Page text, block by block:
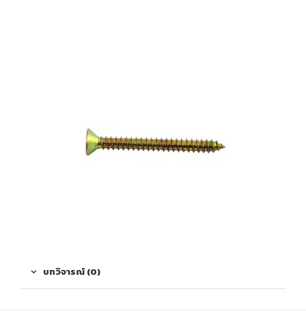
บทวิจารณ์ (0)